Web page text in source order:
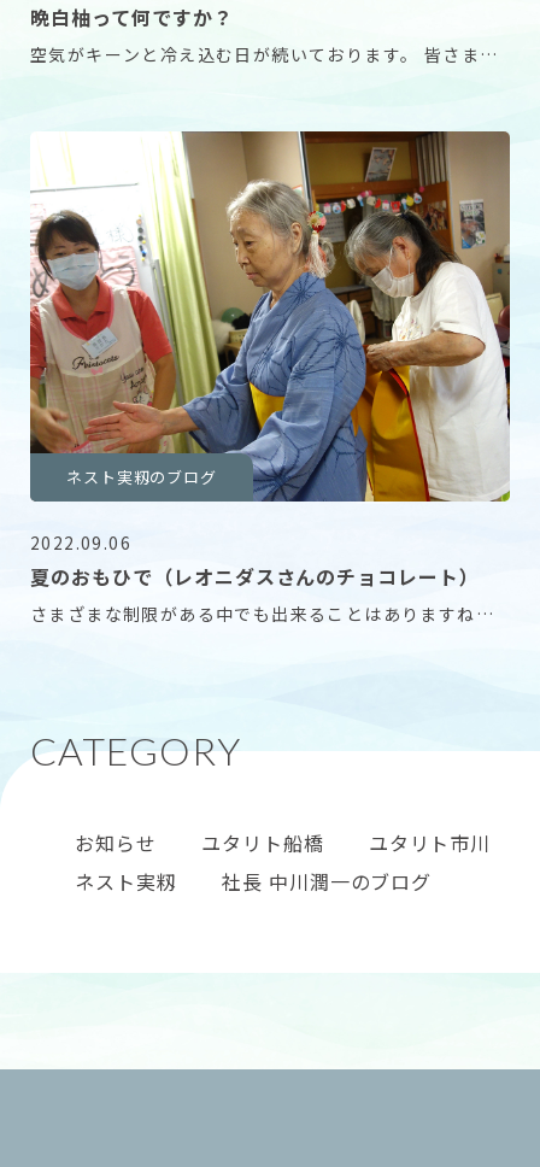
晩白柚って何ですか？
空気がキーンと冷え込む日が続いております。 皆さまお
ネスト実籾のブログ
2022.09.06
夏のおもひで（レオニダスさんのチョコレート）
さまざまな制限がある中でも出来ることはありますね。
お知らせ ユタリト船橋
ユタリト市川
ネスト実籾
社長 中川潤一のブログ